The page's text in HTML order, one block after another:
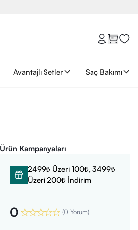
Avantajlı Setler Saç Bakımı
Ürün Kampanyaları
2499₺ Üzeri 100₺, 3499₺
Üzeri 200₺ İndirim
0 (0 Yorum)